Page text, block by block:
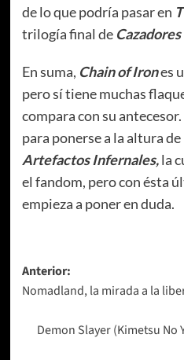
de lo que podría pasar en
trilogía final de
En suma, Chain of Irones
pero sí tiene muchas
compara con su
para ponerse a la altura
Artefactos Infernales,la
el fandom, pero con ésta
empieza a poner en duda.
Navegación
de
entradas
Anterior:
Nomadland, la mirada a la
Demon Slayer (Kimetsu